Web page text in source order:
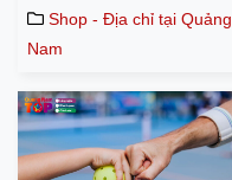
Shop - Địa chỉ tại Quảng
Nam